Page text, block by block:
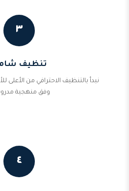
٣
تنظيف
نبدأ بالتنظيف الاحترافي من الأعلى
وفق منهجية
٤